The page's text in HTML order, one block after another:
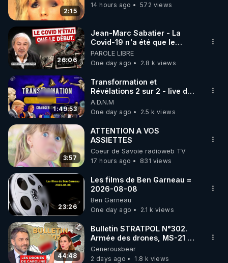
2:15
14 hours ago
572 views
26:06
Jean-Marc Sabatier - La
Covid-19 n'a été que le
début - L'ARNm & l'ARNm-aa
jusqu où auront-t-il ?
PAROLE LIBRE
One day ago
2.8 k views
1:49:53
Transformation et
Révélations 2 sur 2 - live du
07/08/26
A.D.N.M
One day ago
2.5 k views
3:57
ATTENTION A VOS
ASSIETTES
Coeur de Savoie radioweb TV
17 hours ago
831 views
23:26
Les films de Ben Garneau =
2026-08-08
Ben Garneau
One day ago
2.1 k views
44:48
Bulletin STRATPOL N°302.
Armée des drones, MS-21 en
série, missiles coréens.
07.08.2026.
Generousbear
2 days ago
1.8 k views